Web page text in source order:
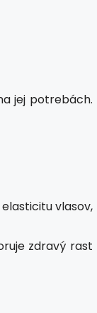
jej potrebách.
vlasov,
zdravý rast